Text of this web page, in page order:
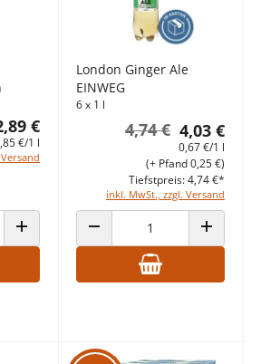
€
€/1 l
ANZAHL ERHÖHEN
London Ginger Ale
EINWEG
6 x 1 l
4,03 €
4,74 €
0,67 €/1 l
inkl. MwSt., zzgl. Versand
(+ Pfand 0,25 €)
Tiefstpreis: 4,74 €*
ANZAHL VERRINGERN ANZAHL